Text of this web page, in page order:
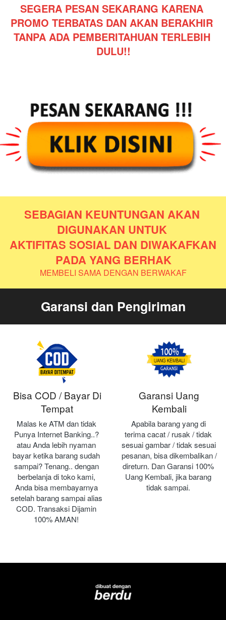
SEGERA PESAN SEKARANG KARENA
PROMO TERBATAS DAN AKAN BERAKHIR
TANPA ADA PEMBERITAHUAN TERLEBIH
DULU!!
SEBAGIAN KEUNTUNGAN AKAN
DIGUNAKAN UNTUK
AKTIFITAS SOSIAL DAN DIWAKAFKAN
PADA YANG BERHAK
MEMBELI SAMA DENGAN BERWAKAF
Garansi dan Pengiriman
Bisa COD / Bayar Di
Tempat
Malas ke ATM dan tidak
Punya Internet Banking..?
atau Anda lebih nyaman
bayar ketika barang sudah
sampai? Tenang.. dengan
berbelanja di toko kami,
Anda bisa membayarnya
setelah barang sampai alias
COD. Transaksi Dijamin
100% AMAN!
Garansi Uang
Kembali
Apabila barang yang di
terima cacat / rusak / tidak
sesuai gambar / tidak sesuai
pesanan, bisa dikembalikan /
direturn. Dan Garansi 100%
Uang Kembali, jika barang
tidak sampai.